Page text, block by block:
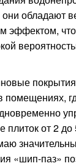
они обладают
эффектом,
помещениях,
плиток от 2
«шип-паз»